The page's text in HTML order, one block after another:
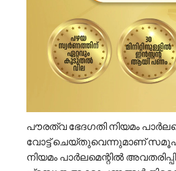
പൗരത്വ ഭേദഗതി നിയമം
വോട്ട് ചെയ്തുവെന്നുമാണ്
നിയമം പാർലമെന്റിൽ